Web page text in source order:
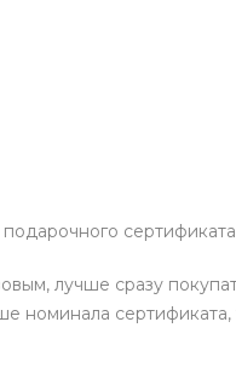
лучше сразу
номинала